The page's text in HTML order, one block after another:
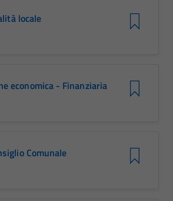
locale
economica - Finanziaria
Comunale